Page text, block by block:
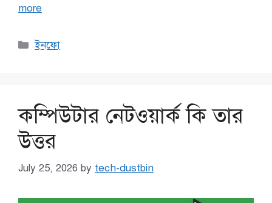
more
Categories
ইনফো
কম্পিউটার নেটওয়ার্ক কি তার
উত্তর
July 25, 2026 by tech-dustbin